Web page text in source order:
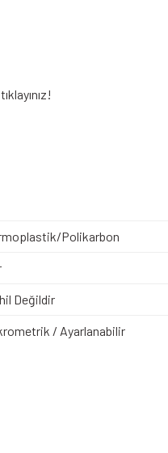
Polikarbon
Değildir
/ Ayarlanabilir